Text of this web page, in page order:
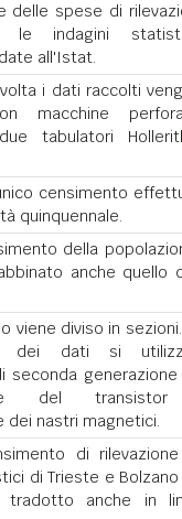
delle spese di
le indagini
all'Istat.
i dati raccolti
macchine
tabulatori
censimento
quinquennale.
della
anche quello
viene diviso in
dei dati si
seconda generazione
del
dei nastri magnetici.
di
di Trieste e
tradotto anche in